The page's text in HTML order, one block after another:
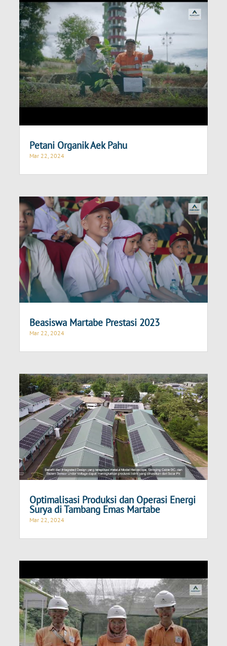
Petani Organik Aek Pahu
Mar 22, 2024
Beasiswa Martabe Prestasi 2023
Mar 22, 2024
Optimalisasi Produksi dan Operasi Energi
Surya di Tambang Emas Martabe
Mar 22, 2024